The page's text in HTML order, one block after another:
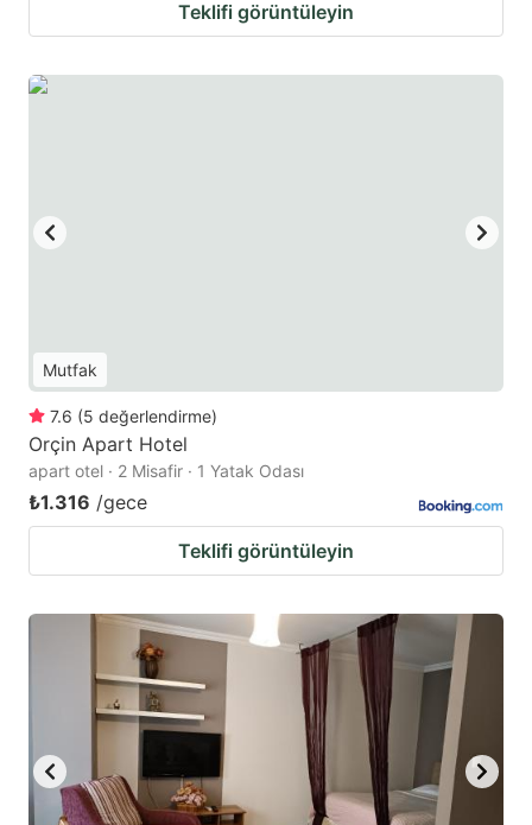
Teklifi görüntüleyin
Mutfak
7.6 (5 değerlendirme)
Orçin Apart Hotel
apart otel · 2 Misafir · 1 Yatak Odası
₺1.316 /gece
Teklifi görüntüleyin